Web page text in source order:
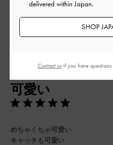
このレビュ
ご利用者様
可愛い
めちゃくちゃ可愛い
キャッチも可愛い
delivered within Japan.
SHOP
Contact usif you have